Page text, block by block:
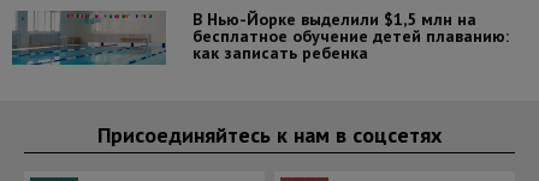
В Нью-Йорке выделили $1,5 млн на
бесплатное обучение детей плаванию:
как записать ребенка
Присоединяйтесь к нам в соцсетях